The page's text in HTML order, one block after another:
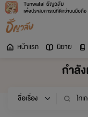
Tunwalai ธัญวลัย
เพื่อประสบการณ์ที่ดีกว่าบนมือถือ
หน้าแรก นิยาย
กำลั